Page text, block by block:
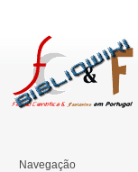
Navegação